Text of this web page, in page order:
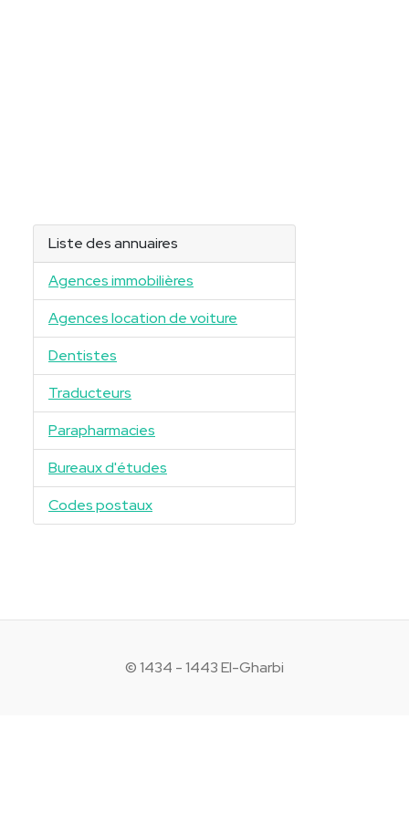
Liste des annuaires
Agences immobilières
Agences location de voiture
Dentistes
Traducteurs
Parapharmacies
Bureaux d'études
Codes postaux
© 1434 - 1443 El-Gharbi